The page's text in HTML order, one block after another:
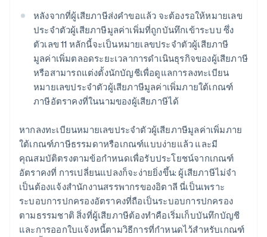
หลังจากที่ผู้เสียภาษีส่งคำขอแล้ว จะต้องรอให้หมายเลข
ประจำตัวผู้เสียภาษีมูลค่าเพิ่มที่ถูกบันทึกเข้าระบบ ซึ่ง
ตัวเลข 11 หลักนี้จะเป็นหมายเลขประจำตัวผู้เสียภาษี
มูลค่าเพิ่มตลอดระยะเวลาการดำเนินธุรกิจของผู้เสียภาษี
หรือสามารถแต่งตั้งนักบัญชีเพื่อดูแลการลงทะเบียน
หมายเลขประจำตัวผู้เสียภาษีมูลค่าเพิ่มภายใต้เกณฑ์
ภาษีอัตราคงที่ในนามของผู้เสียภาษีได้
หากลงทะเบียนหมายเลขประจำตัวผู้เสียภาษีมูลค่าเพิ่มภาย
ใต้เกณฑ์ภาษีธรรมดาหรือเกณฑ์แบบง่ายแล้ว และมี
คุณสมบัติตรงตามข้อกําหนดเพื่อรับประโยชน์จากเกณฑ์
อัตราคงที่ การเปลี่ยนแปลงก็จะง่ายยิ่งขึ้น: ผู้เสียภาษีไม่จํา
เป็นต้องแจ้งสํานักงานสรรพากรของอิตาลี นี่เป็นเพราะ
ระบอบการปกครองอัตราคงที่ถือเป็นระบอบการปกครอง
ตามธรรมชาติ สิ่งที่ผู้เสียภาษีต้องทําคือเริ่มเก็บบันทึกบัญชี
และการออกใบแจ้งหนี้ตามวิธีการที่กําหนดไว้สําหรับเกณฑ์